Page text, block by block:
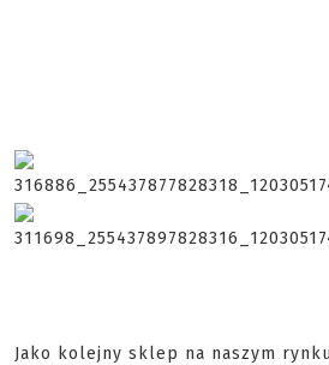
Jako kolejny sklep na naszym rynku